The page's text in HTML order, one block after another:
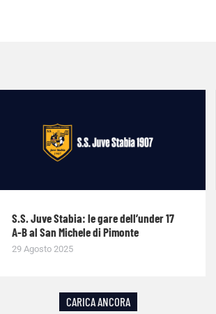
S.S. Juve Stabia: le gare dell’under 17
A-B al San Michele di Pimonte
29 Agosto 2025
CARICA ANCORA